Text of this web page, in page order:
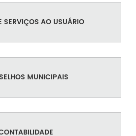
SERVIÇOS AO USUÁRIO
MUNICIPAIS